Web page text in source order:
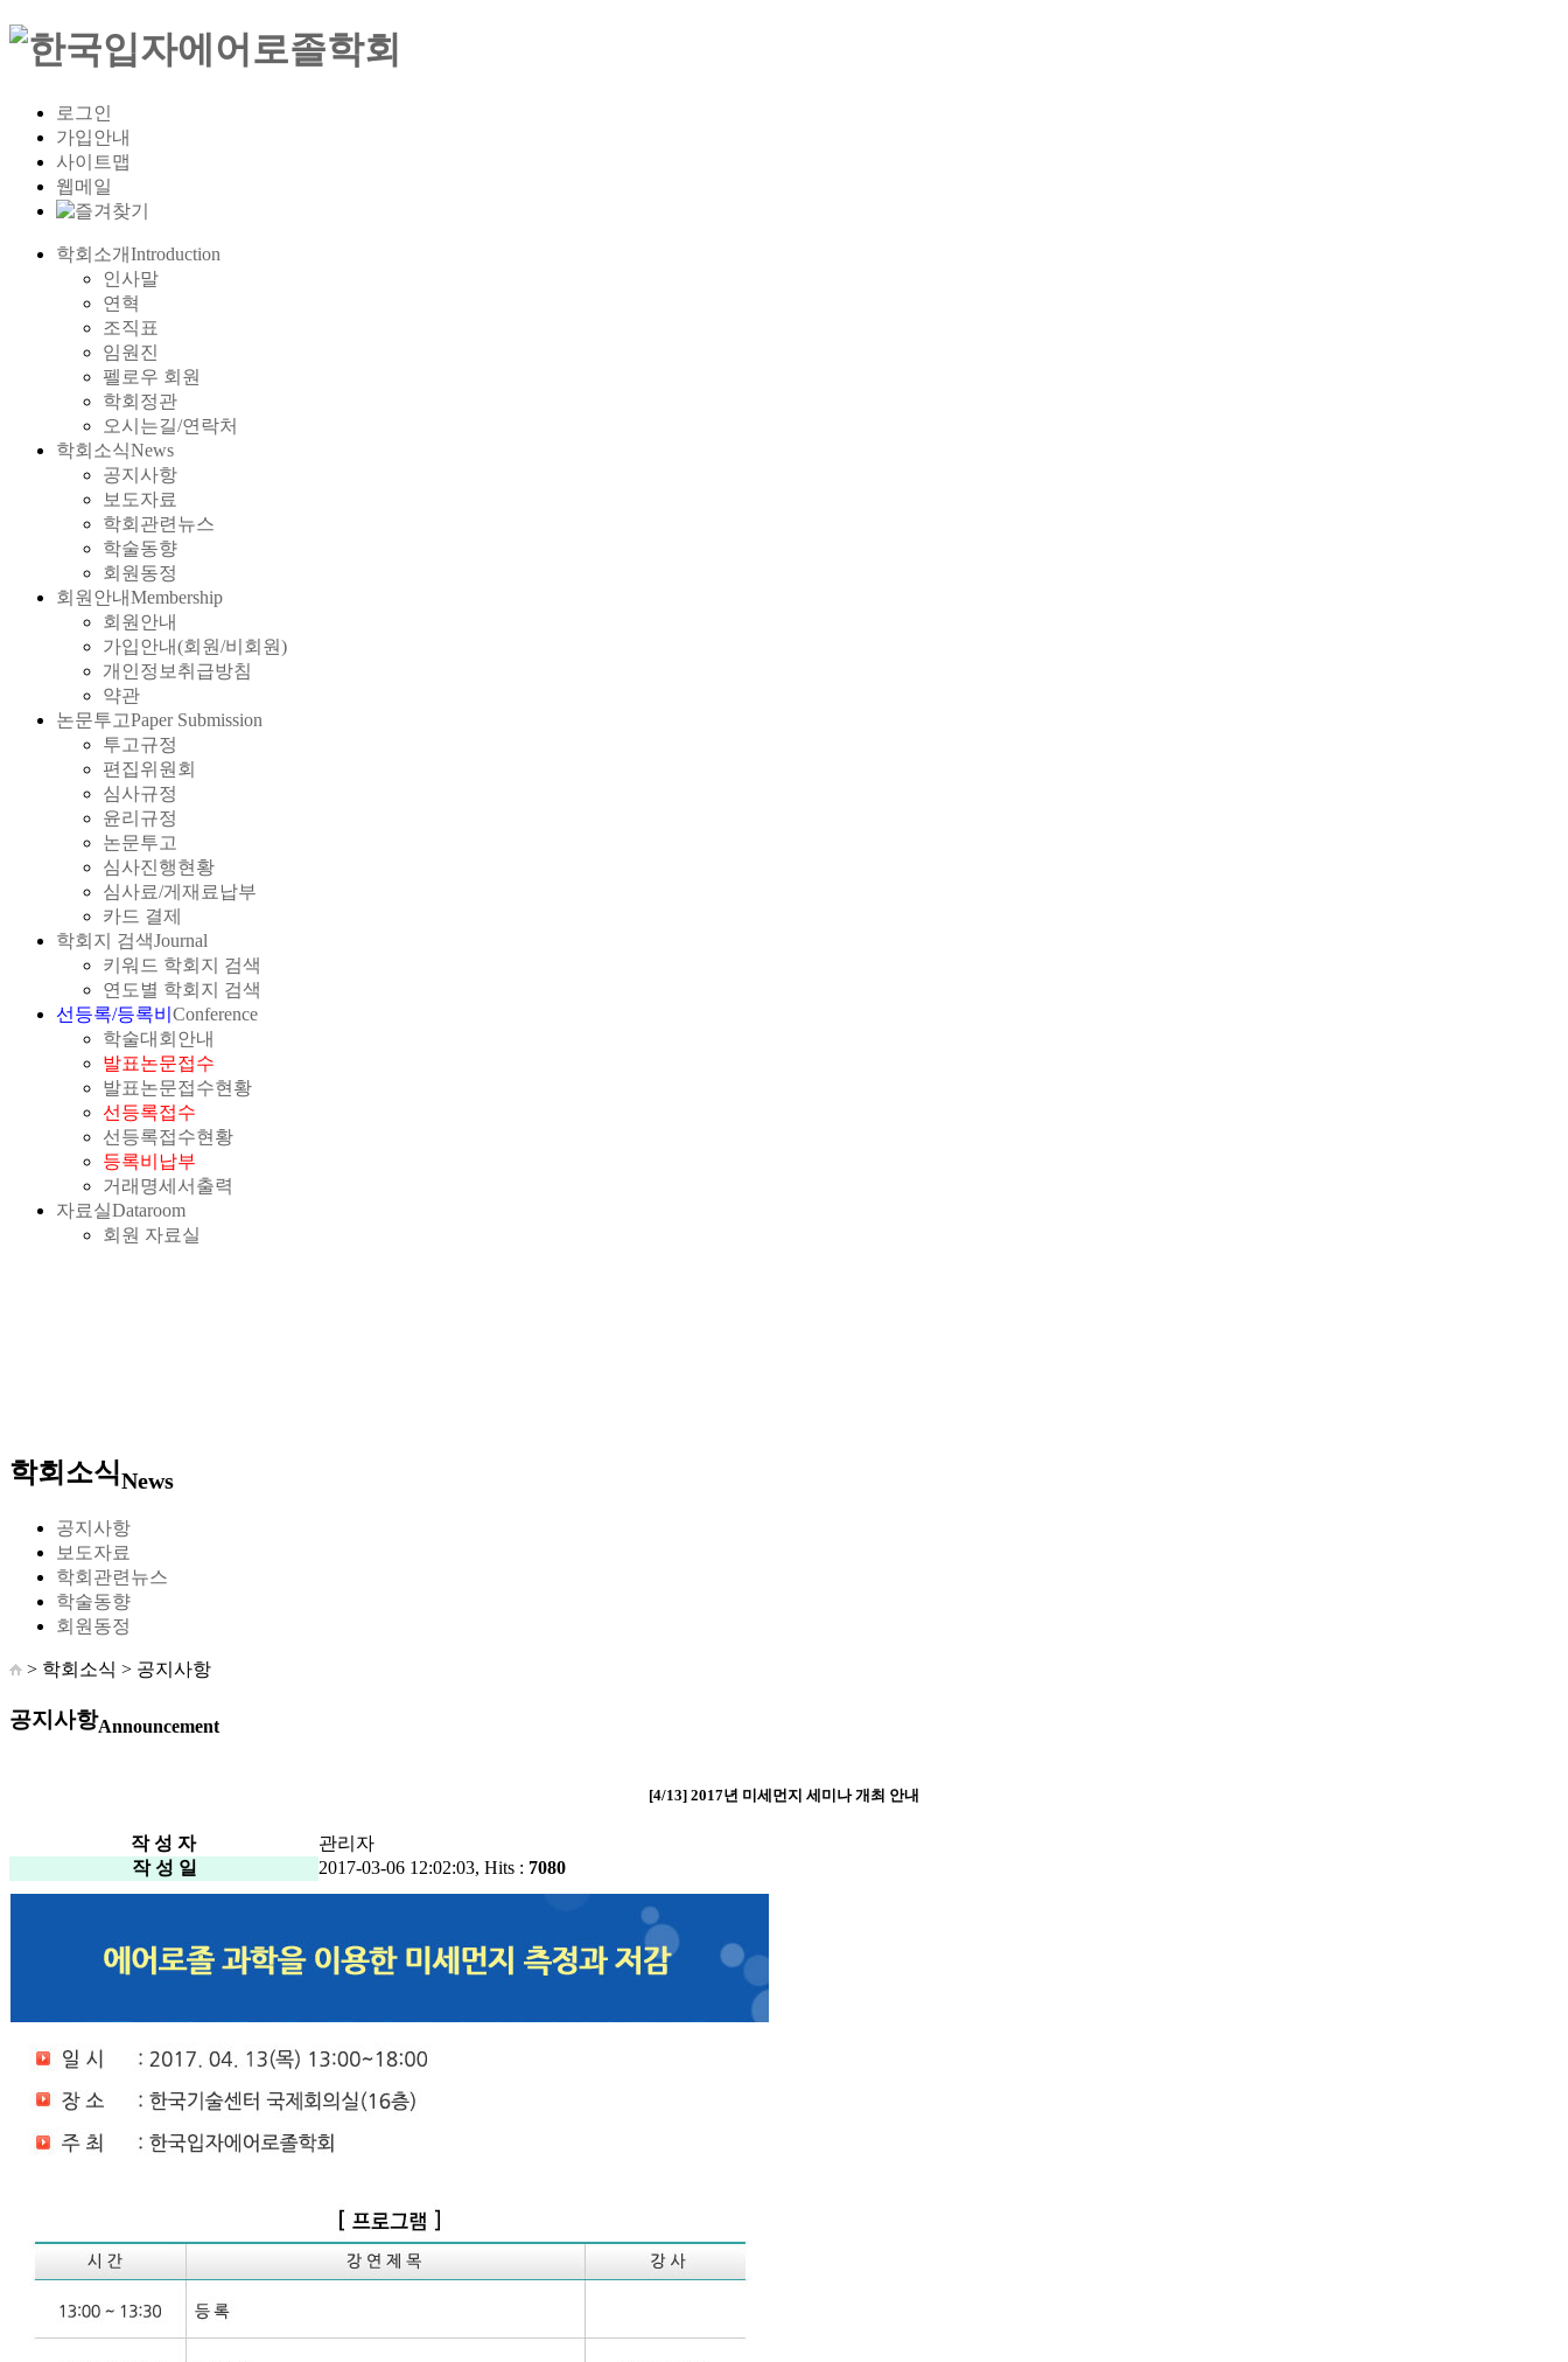
로그인
가입안내
사이트맵
웹메일
학회소개Introduction
인사말
연혁
조직표
임원진
펠로우 회원
학회정관
오시는길/연락처
학회소식News
공지사항
보도자료
학회관련뉴스
학술동향
회원동정
회원안내Membership
회원안내
가입안내(회원/비회원)
개인정보취급방침
약관
논문투고Paper Submission
투고규정
편집위원회
심사규정
윤리규정
논문투고
심사진행현황
심사료/게재료납부
카드 결제
학회지 검색Journal
키워드 학회지 검색
연도별 학회지 검색
선등록/등록비 Conference
학술대회안내
발표논문접수
발표논문접수현황
선등록접수
선등록접수현황
등록비납부
거래명세서출력
자료실Dataroom
회원 자료실
학회소식News
공지사항
보도자료
학회관련뉴스
학술동향
회원동정
> 학회소식 > 공지사항
공지사항Announcement
[4/13] 2017년 미세먼지 세미나 개최 안내
작 성 자
관리자
작 성 일
2017-03-06 12:02:03, Hits : 7080